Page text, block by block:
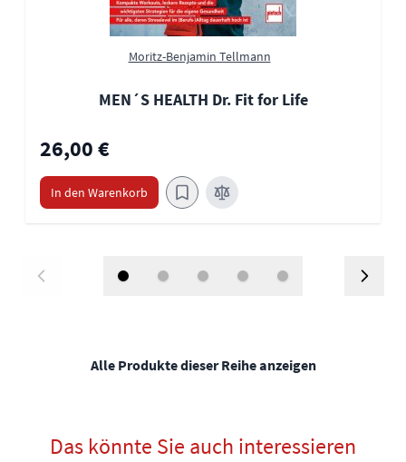
Moritz-Benjamin Tellmann
MEN´S HEALTH Dr. Fit for Life
26,00 €
In den Warenkorb
Alle Produkte dieser Reihe anzeigen
Das könnte Sie auch interessieren